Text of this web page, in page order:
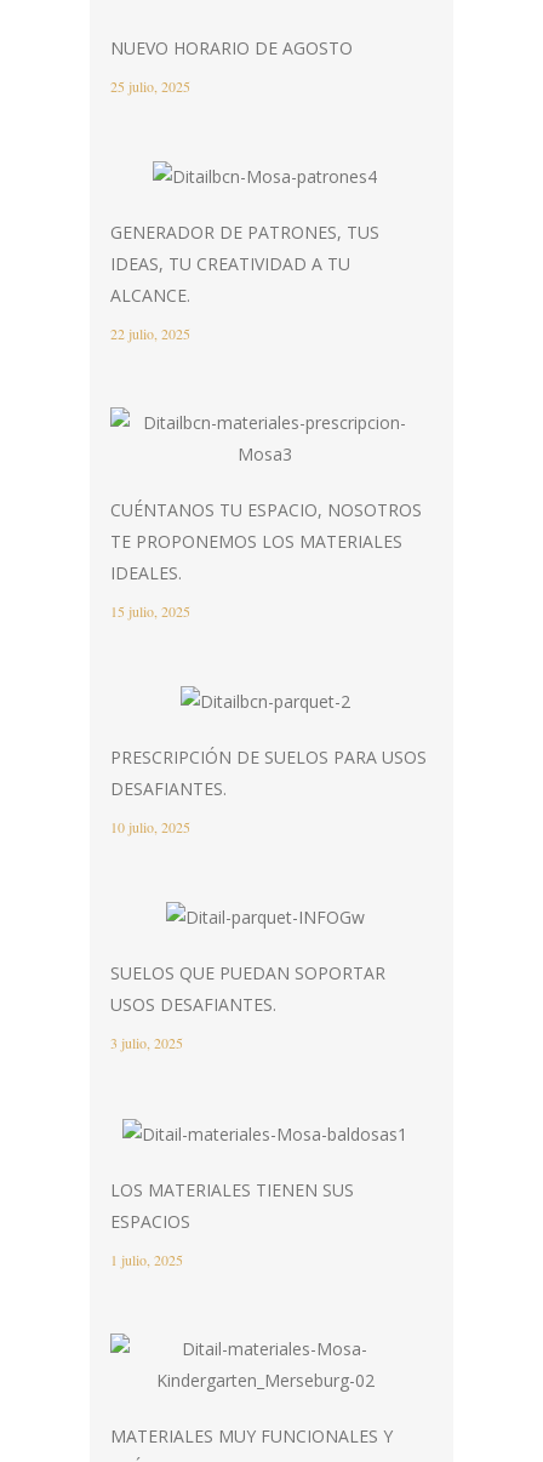
NUEVO HORARIO DE AGOSTO
25 julio, 2025
GENERADOR DE PATRONES, TUS
IDEAS, TU CREATIVIDAD A TU
ALCANCE.
22 julio, 2025
CUÉNTANOS TU ESPACIO, NOSOTROS
TE PROPONEMOS LOS MATERIALES
IDEALES.
15 julio, 2025
PRESCRIPCIÓN DE SUELOS PARA USOS
DESAFIANTES.
10 julio, 2025
SUELOS QUE PUEDAN SOPORTAR
USOS DESAFIANTES.
3 julio, 2025
LOS MATERIALES TIENEN SUS
ESPACIOS
1 julio, 2025
MATERIALES MUY FUNCIONALES Y